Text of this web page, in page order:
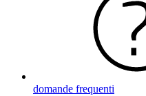
domande frequenti